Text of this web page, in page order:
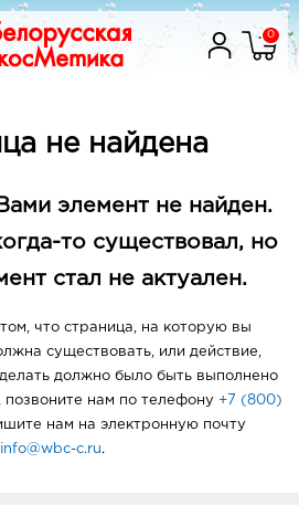
0
не найдена
элемент не найден.
то существовал, но
стал не актуален.
что страница, на которую вы
существовать, или действие,
должно было быть выполнено
позвоните нам по телефону +7 (800)
нам на электронную почту
info@wbc-c.ru.